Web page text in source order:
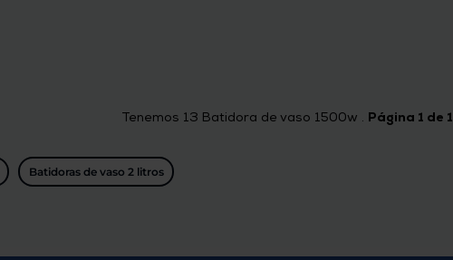
Tenemos 13 Batidora de vaso 1500w . Página 1 de 1
Batidoras de vaso 2 litros